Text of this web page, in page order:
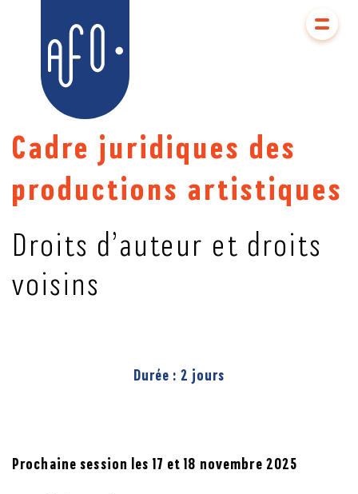
menu
contenu
AFO
Cadre juridiques des
productions artistiques
Droits d’auteur et droits
voisins
Durée : 2 jours
Prochaine session les 17 et 18 novembre 2025